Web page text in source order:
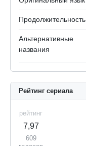
Продолжительность
Альтернативные
названия
Рейтинг сериала
рейтинг
7,97
609